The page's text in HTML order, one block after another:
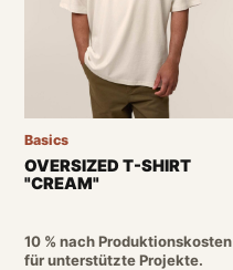
Basics
OVERSIZED T-SHIRT
"CREAM"
10 % nach Produktionskosten
für unterstützte Projekte.